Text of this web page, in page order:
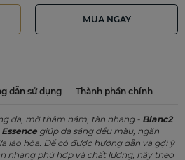
MUA NGAY
dẫn sử dụng Thành phần chính
da, mờ thâm nám, tàn nhang - Blanc2
giúp da sáng đều màu, ngăn
lão hóa. Để có được hướng dẫn và gợi ý
nhang phù hợp và chất lượng, hãy theo